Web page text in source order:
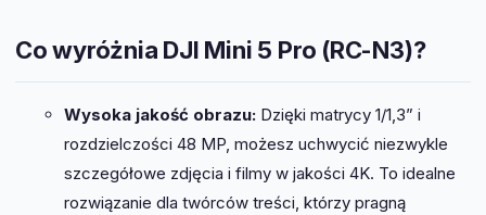
Co wyróżnia DJI Mini 5 Pro (RC-N3)?
Wysoka jakość obrazu: Dzięki matrycy 1/1,3” i
rozdzielczości 48 MP, możesz uchwycić niezwykle
szczegółowe zdjęcia i filmy w jakości 4K. To idealne
rozwiązanie dla twórców treści, którzy pragną